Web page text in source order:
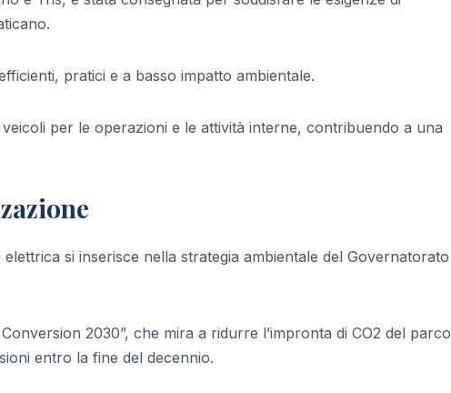
pratici e a basso impatto ambientale.
per le operazioni e le attività interne, contribuendo a una
si inserisce nella strategia ambientale del Governatorato
2030”, che mira a ridurre l’impronta di CO2 del parco
entro la fine del decennio.